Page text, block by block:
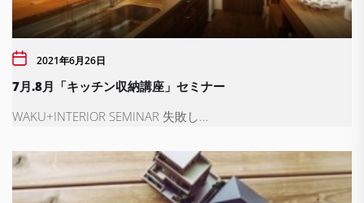
2021年6月26日
7月.8月「キッチン収納講座」セミナー
WAKU+INTERIOR SEMINAR 失敗し...